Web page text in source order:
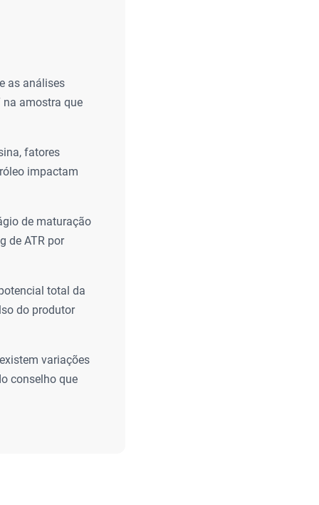
as análises
na amostra que
fatores
impactam
de maturação
de ATR por
total da
do produtor
variações
conselho que